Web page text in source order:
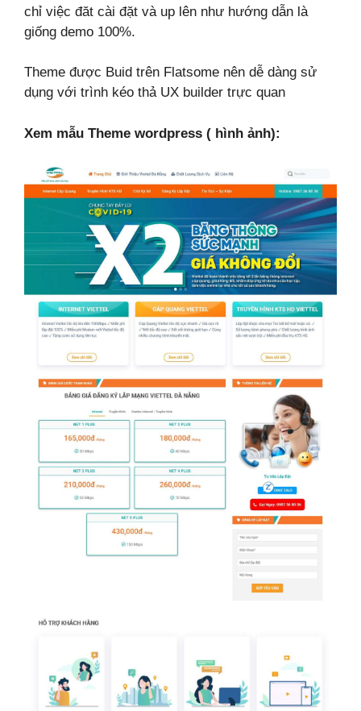
chỉ việc đăt cài đặt và up lên như hướng dẫn là
giống demo 100%.
Theme được Buid trên Flatsome nên dễ dàng sử
dụng với trình kéo thả UX builder trực quan
Xem mẫu Theme wordpress ( hình ảnh):